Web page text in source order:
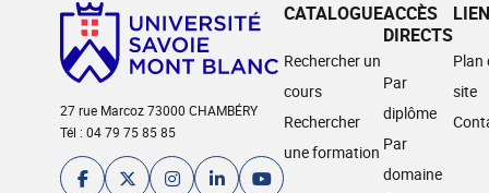
27 rue Marcoz 73000 CHAMBÉRY
Tél : 04 79 75 85 85
CATALOGUE
Rechercher un
cours
Rechercher
une formation
ACCÈS
DIRECTS
Par
diplôme
Par
domaine
Plan
site